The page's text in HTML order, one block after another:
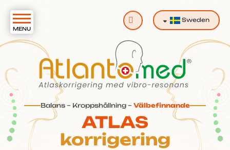
Balans – Kroppshållning – Välbefinnande
ATLAS
korrigering
Sök Sweden